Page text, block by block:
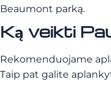
Beaumont parką.
Ką veikti
Rekomenduojame
Taip pat galite